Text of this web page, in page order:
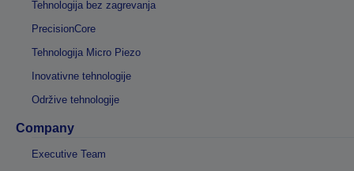
Tehnologija bez zagrevanja
PrecisionCore
Tehnologija Micro Piezo
Inovativne tehnologije
Održive tehnologije
Company
Executive Team